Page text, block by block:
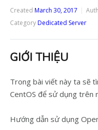
Created March 30, 2017
CategoryDedicated Server
GIỚI THIỆU
Trong bài viết này ta sẽ
CentOS để sử dụng trên
Hướng dẫn sử dụng